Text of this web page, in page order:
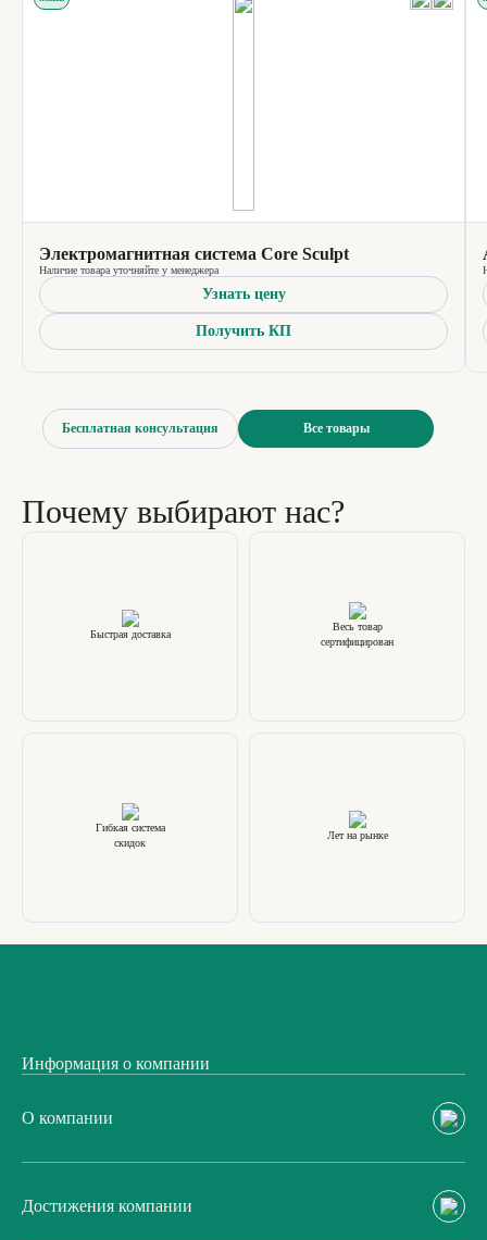
Бесплатная консультация Все товары
Электромагнитная система Core Sculpt
Наличие товара уточняйте у менеджера
Узнать цену
Получить КП
Почему выбирают нас?
Быстрая доставка
Весь товар
сертифицирован
Гибкая система
скидок
Лет на рынке
Информация о компании
О компании
Достижения компании